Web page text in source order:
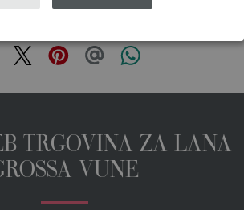
TRGOVINA ZA LANA
VUNE